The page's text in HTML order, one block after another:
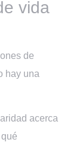
vida
de
hay una
acerca